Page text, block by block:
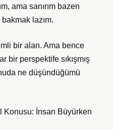
ama sanırım bazen
lazım.
bir alan. Ama bence
bir perspektife sıkışmış
ne düşündüğümü
İnsan Büyürken